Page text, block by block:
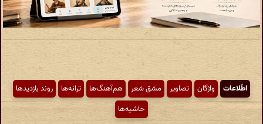
اطّلاعات واژگان تصاویر مشق شعر هم‌آهنگ‌ها ترانه‌ها
روند بازدیدها
حاشیه‌ها